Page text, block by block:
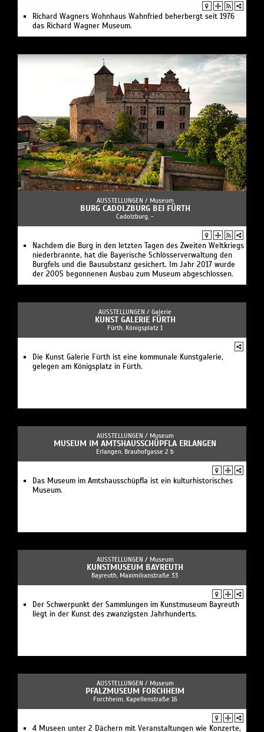
Richard Wagners Wohnhaus Wahnfried beherbergt seit 1976
das Richard Wagner Museum.
AUSSTELLUNGEN / Museum
BURG CADOLZBURG BEI FÜRTH
Cadolzburg, -
Nachdem die Burg in den letzten Tagen des Zweiten Weltkriegs
niederbrannte, hat die Bayerische Schlösserverwaltung den
Burgfels und die Bausubstanz gesichert. Im Jahr 2017 wurde
der 2005 begonnenen Ausbau zum Museum abgeschlossen.
AUSSTELLUNGEN / Galerie
KUNST GALERIE FÜRTH
Fürth, Königsplatz 1
Die Kunst Galerie Fürth ist eine kommunale Kunstgalerie,
gelegen am Königsplatz in Fürth.
AUSSTELLUNGEN / Museum
MUSEUM IM AMTSHAUSSCHÜPFLA ERLANGEN
Erlangen, Brauhofgasse 2 b
Das Museum im Amtshausschüpfla ist ein kulturhistorisches
Museum.
AUSSTELLUNGEN / Museum
KUNSTMUSEUM BAYREUTH
Bayreuth, Maximilianstraße 33
Der Schwerpunkt der Sammlungen im Kunstmuseum Bayreuth
liegt in der Kunst des zwanzigsten Jahrhunderts.
AUSSTELLUNGEN / Museum
PFALZMUSEUM FORCHHEIM
Forchheim, Kapellenstraße 16
4 Museen unter 2 Dächern mit Veranstaltungen wie Konzerte,